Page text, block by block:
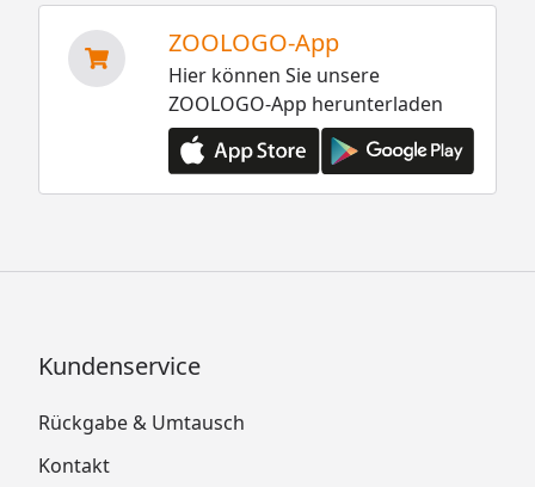
ZOOLOGO-App
Hier können Sie unsere
ZOOLOGO-App herunterladen
Kundenservice
Rückgabe & Umtausch
Kontakt